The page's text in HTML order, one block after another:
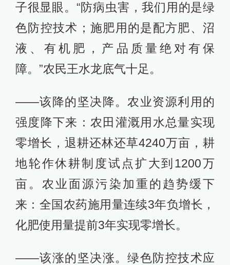
子很显眼。“防病虫害，我们用的是绿
色防控技术；施肥用的是配方肥、沼
液、有机肥，产品质量绝对有保
障。”农民王水龙底气十足。
——该降的坚决降。农业资源利用的
强度降下来：农田灌溉用水总量实现
零增长，退耕还林还草4240万亩，耕
地轮作休耕制度试点扩大到1200万
亩。农业面源污染加重的趋势缓下
来：全国农药施用量连续3年负增长，
化肥使用量提前3年实现零增长。
——该涨的坚决涨。绿色防控技术应